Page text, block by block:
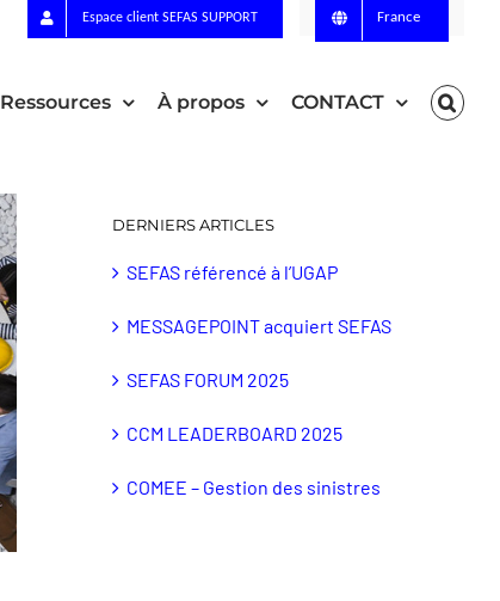
Espace client SEFAS SUPPORT France
Ressources À propos CONTACT
DERNIERS ARTICLES
SEFAS référencé à l’UGAP
MESSAGEPOINT acquiert SEFAS
SEFAS FORUM 2025
CCM LEADERBOARD 2025
COMEE – Gestion des sinistres